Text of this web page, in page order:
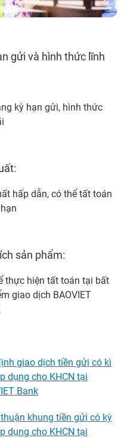
gửi và hình thức lĩnh
kỳ hạn gửi, hình thức
hấp dẫn, có thể tất toán
sản phẩm:
thực hiện tất toán tại bất
giao dịch BAOVIET
giao dịch tiền gửi có kì
dụng cho KHCN tại
Bank
khung tiền gửi có kỳ
dụng cho KHCN tại